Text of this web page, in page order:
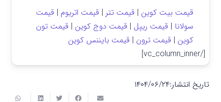
قیمت بیت کوین | قیمت تتر | قیمت اتریوم | قیمت
سولانا | قیمت ریپل | قیمت دوج کوین | قیمت تون
کوین | قیمت ترون | قیمت بایننس کوین
[/vc_column_inner]
تاریخ انتشار:۱۴۰۴/۰۶/۲۴